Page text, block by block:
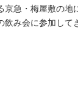
急・梅屋敷の地
み会に参加して